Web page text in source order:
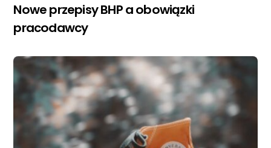
Nowe przepisy BHP a obowiązki
pracodawcy